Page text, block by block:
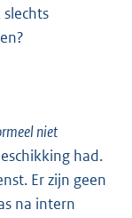
niet
had.
Er zijn geen
na intern